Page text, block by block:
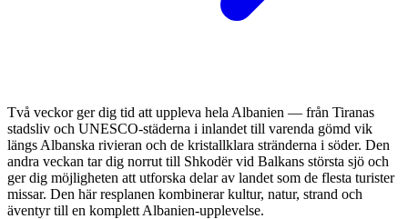
Två veckor ger dig tid att uppleva hela Albanien — från Tiranas
stadsliv och UNESCO-städerna i inlandet till varenda gömd vik
längs Albanska rivieran och de kristallklara stränderna i söder. Den
andra veckan tar dig norrut till Shkodër vid Balkans största sjö och
ger dig möjligheten att utforska delar av landet som de flesta turister
missar. Den här resplanen kombinerar kultur, natur, strand och
äventyr till en komplett Albanien-upplevelse.